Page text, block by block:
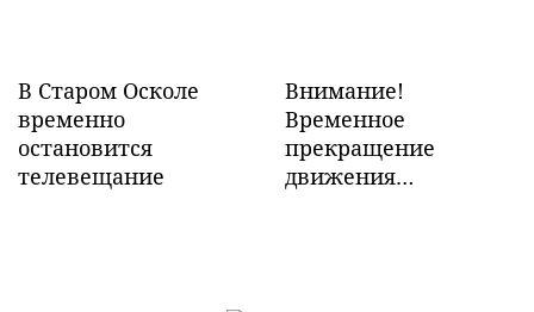
В Старом Осколе
временно
остановится
телевещание
Внимание!
Временное
прекращение
движения